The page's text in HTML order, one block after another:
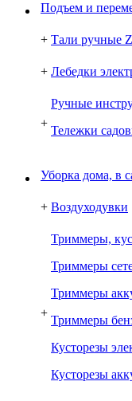
Подъем и
+ Тали ручные
+ Лебедки
+
Ручные
Тележки
Уборка дома, в
+ Воздуходувки
+
Триммеры,
Триммеры
Триммеры
Триммеры
Кусторезы
Кусторезы